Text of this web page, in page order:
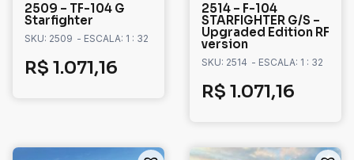
2509 – TF-104 G
Starfighter
SKU: 2509 - ESCALA: 1 : 32
R$ 1.071,16
2514 – F-104
STARFIGHTER G/S –
Upgraded Edition RF
version
SKU: 2514 - ESCALA: 1 : 32
R$ 1.071,16